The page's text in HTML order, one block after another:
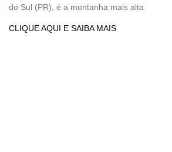
do Sul (PR), é a montanha mais alta
CLIQUE AQUI E SAIBA MAIS